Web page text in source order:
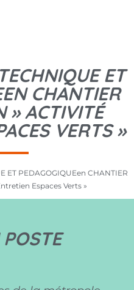
ET
CHANTIER
» ACTIVITÉ
VERTS »
ET PEDAGOGIQUEen CHANTIER
Espaces Verts »